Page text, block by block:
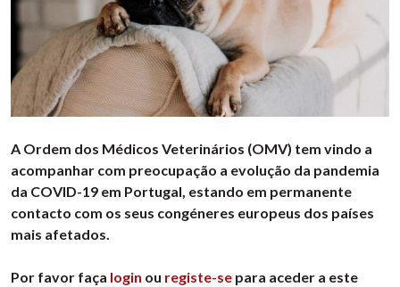
A Ordem dos Médicos Veterinários (OMV) tem vindo a
acompanhar com preocupação a evolução da pandemia
da COVID-19 em Portugal, estando em permanente
contacto com os seus congéneres europeus dos países
mais afetados.
Por favor faça login ou registe-se para aceder a este